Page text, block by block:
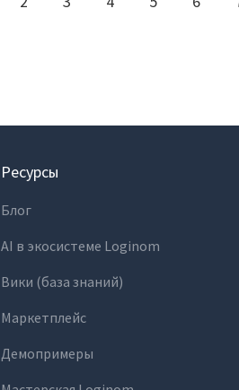
Ресурсы
Блог
AI в экосистеме Loginom
Вики (база знаний)
Маркетплейс
Демопримеры